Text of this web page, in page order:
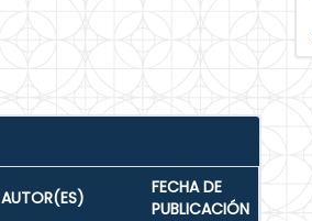
AUTOR(ES)
FECHA DE
PUBLICACIÓN